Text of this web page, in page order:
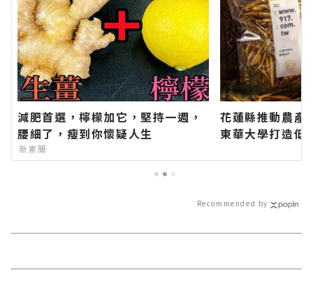
減肥首選，檸檬加它，堅持一週，
腰細了，瘦到你懷疑人生
新素簡
花蓮縣推動農產
東華大學打造低
在地資訊！
Recommended by